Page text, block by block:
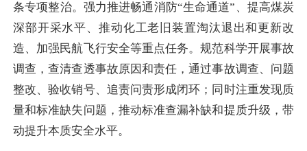
条专项整治。强力推进畅通消防“生命通道”、提高煤炭
深部开采水平、推动化工老旧装置淘汰退出和更新改
造、加强民航飞行安全等重点任务。规范科学开展事故
调查，查清查透事故原因和责任，通过事故调查、问题
整改、验收销号、追责问责形成闭环；同时注重发现质
量和标准缺失问题，推动标准查漏补缺和提质升级，带
动提升本质安全水平。